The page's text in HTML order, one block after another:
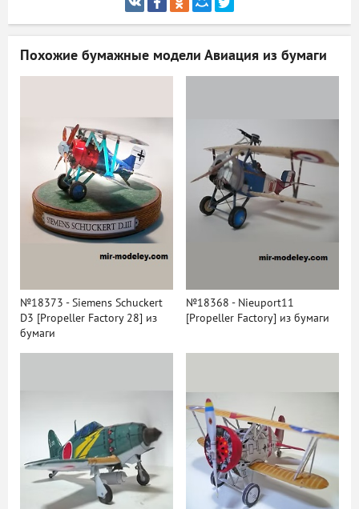
Похожие бумажные модели Авиация из бумаги
№18373 - Siemens Schuckert
D3 [Propeller Factory 28] из
бумаги
№18368 - Nieuport11
[Propeller Factory] из бумаги